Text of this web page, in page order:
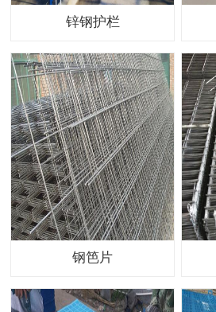
锌钢护栏
钢笆片